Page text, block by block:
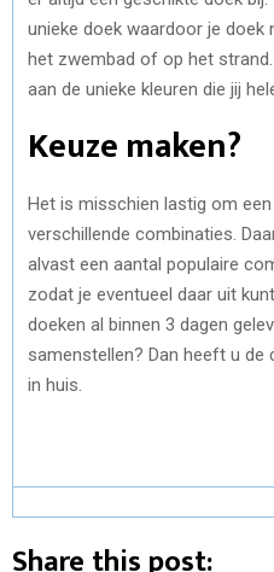
unieke doek waardoor je doek
het zwembad of op het
aan de unieke kleuren die jij
Keuze maken?
Het is misschien lastig om
verschillende combinaties.
alvast een aantal populaire
zodat je eventueel daar uit
doeken al binnen 3 dagen
samenstellen? Dan heeft u de
in huis.
Share this post: